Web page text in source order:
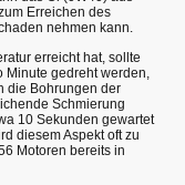
Erreichen des
nehmen kann.
erreicht hat, sollte
gedreht werden,
die Bohrungen der
Schmierung
10 Sekunden gewartet
diesem Aspekt oft zu
Motoren bereits in